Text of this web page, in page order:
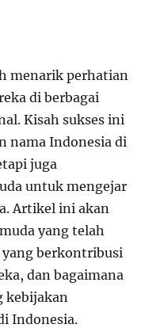
menarik perhatian
di berbagai
Kisah sukses ini
nama Indonesia di
juga
untuk mengejar
Artikel ini akan
yang telah
berkontribusi
dan bagaimana
kebijakan
Indonesia.